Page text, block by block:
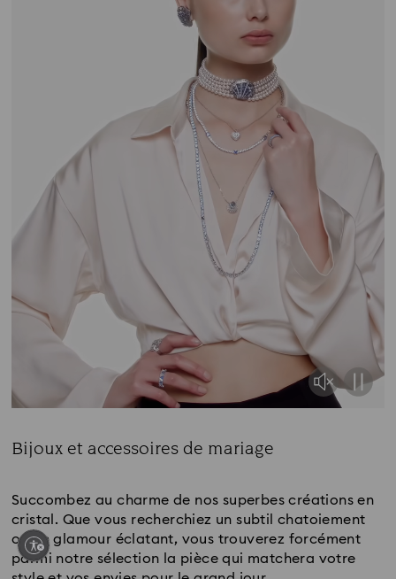
Bijoux et accessoires de mariage
Succombez au charme de nos superbes créations en
cristal. Que vous recherchiez un subtil chatoiement
ou un glamour éclatant, vous trouverez forcément
parmi notre sélection la pièce qui matchera votre